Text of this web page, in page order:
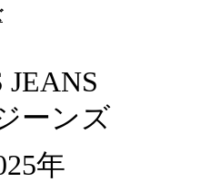
JEANS
ーンズ
年